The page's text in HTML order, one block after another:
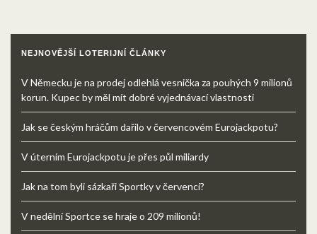
NEJNOVĚJŠÍ LOTERIJNÍ ČLÁNKY
V Německu je na prodej odlehlá vesnička za pouhých 9 milionů
korun. Kupec by měl mít dobré vyjednávací vlastnosti
Jak se českým hráčům dařilo v červencovém Eurojackpotu?
V úterním Eurojackpotu je přes půl miliardy
Jak na tom byli sázkaři Sportky v červenci?
V nedělní Sportce se hraje o 209 milionů!